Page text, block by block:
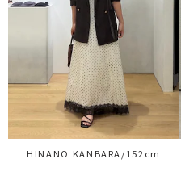
HINANO KANBARA/152cm